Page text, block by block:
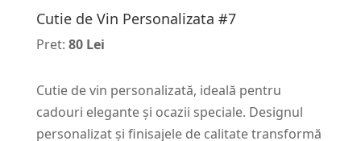
Cutie de Vin Personalizata #7
Pret: 80 Lei
Cutie de vin personalizată, ideală pentru
cadouri elegante și ocazii speciale. Designul
personalizat și finisajele de calitate transformă